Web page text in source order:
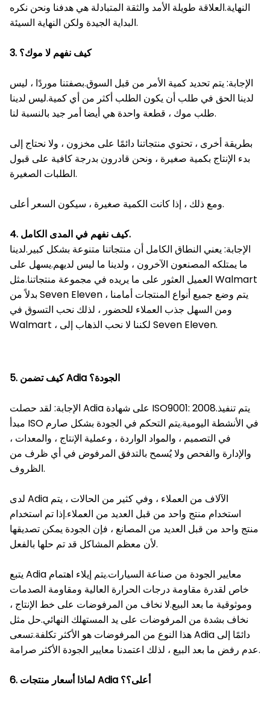
النهاية.العلاقة طويلة الأمد والثقة المتبادلة هي هدفنا ونحن نكره
البداية الجيدة ولكن النهاية السيئة.
3. كيف نفهم لا موك؟
الإجابة: يتم تحديد كمية الأمر من قبل السوق.بصفتنا موردًا ، ليس
لدينا الحق في طلب أن يكون الطلب أكثر من أي كمية.ليس لدينا
طلب موك ، قطعة واحدة هي أيضا أمر جيد بالنسبة لنا.
بطريقة أخرى ، تحتوي منتجاتنا دائمًا على مخزون ، ولا نحتاج إلى
بدء الإنتاج بكمية صغيرة ، ونحن قادرون بدرجة كافية على قبول
الطلبات الصغيرة.
ومع ذلك ، إذا كانت الكمية صغيرة ، سيكون السعر أعلى.
4. كيف نفهم في المدى الكامل.
الإجابة: يعني النطاق الكامل أن منتجاتنا متنوعة بشكل كبير.لدينا
ما يمتلكه المصنعون الآخرون ، ولدينا ما ليس لديهم.يسهل على
العميل العثور على ما يريده في مجموعة منتجاتنا.مثل Walmart
بدلاً من Seven Eleven ، يتم وضع جميع أنواع المنتجات أمامنا
ومن السهل جذب العملاء للحضور ، لذلك نحب التسوق في
Walmart ، لكننا لا نحب الذهاب إلى Seven Eleven.
5. كيف تضمن Adia الجودة؟
الإجابة: لقد حصلت Adia على شهادة ISO9001: 2008.يتم تنفيذ
مبدأ ISO في الأنشطة اليومية.يتم التحكم في الجودة بشكل صارم
في التصميم ، والمواد الواردة ، وعملية الإنتاج ، والمعدات ،
والإدارة والفحص ولا يُسمح بالتدفق المرفوض في أي ظرف من
الظروف.
لدى Adia الآلاف من العملاء ، وفي كثير من الحالات ، يتم
استخدام منتج واحد من قبل العديد من العملاء.إذا تم استخدام
منتج واحد من قبل العديد من المصانع ، فإن الجودة يمكن تصديقها
لأن معظم المشاكل قد تم حلها بالفعل.
يتبع Adia معايير الجودة من صناعة السيارات.يتم إيلاء اهتمام
خاص لقدرة مقاومة درجات الحرارة العالية ومقاومة الصدمات
وموثوقية ما بعد البيع.لا نخاف من المرفوضات على خط الإنتاج ،
نخاف بشدة من المرفوضات على يد المستهلك النهائي.حل مثل
هذا النوع من المرفوضات هو الأكثر تكلفة.تسعى Adia دائمًا إلى
عدم رفض ما بعد البيع ، لذلك اعتمدنا معايير الجودة الأكثر صرامة.
6. لماذا أسعار منتجات Adia أعلى؟؟